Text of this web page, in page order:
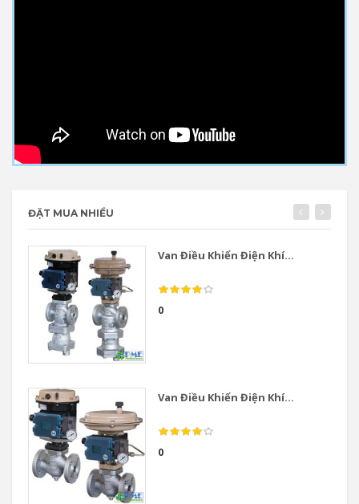
ĐẶT MUA NHIỀU
Van Điều Khiển Điện Khí...
0
Van Điều Khiển Điện Khí...
0